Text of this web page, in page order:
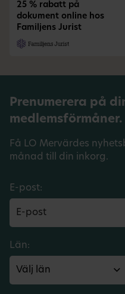
25 % rabatt på
dokument online hos
Familjens Jurist
Prenumerera på
medlemsförmåner.
Få LO Mervärdes
månad till din inkorg.
E-post:
Län: